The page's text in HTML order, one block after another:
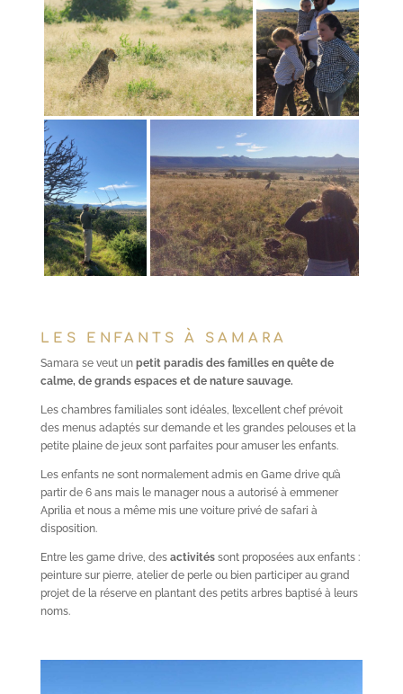
LES ENFANTS À SAMARA
Samara se veut un petit paradis des familles en quête de
calme, de grands espaces et de nature sauvage.
Les chambres familiales sont idéales, l’excellent chef prévoit
des menus adaptés sur demande et les grandes pelouses et la
petite plaine de jeux sont parfaites pour amuser les enfants.
Les enfants ne sont normalement admis en Game drive qu’à
partir de 6 ans mais le manager nous a autorisé à emmener
Aprilia et nous a même mis une voiture privé de safari à
disposition.
Entre les game drive, des activitéssont proposées aux enfants :
peinture sur pierre, atelier de perle ou bien participer au grand
projet de la réserve en plantant des petits arbres baptisé à leurs
noms.